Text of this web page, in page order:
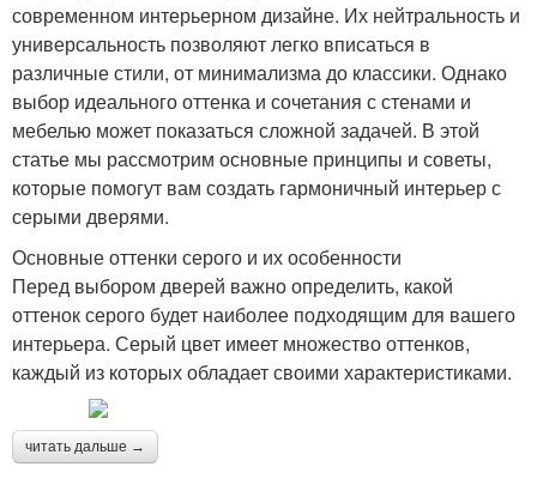
современном интерьерном дизайне. Их нейтральность и
универсальность позволяют легко вписаться в
различные стили, от минимализма до классики. Однако
выбор идеального оттенка и сочетания с стенами и
мебелью может показаться сложной задачей. В этой
статье мы рассмотрим основные принципы и советы,
которые помогут вам создать гармоничный интерьер с
серыми дверями.
Основные оттенки серого и их особенности
Перед выбором дверей важно определить, какой
оттенок серого будет наиболее подходящим для вашего
интерьера. Серый цвет имеет множество оттенков,
каждый из которых обладает своими характеристиками.
читать дальше →